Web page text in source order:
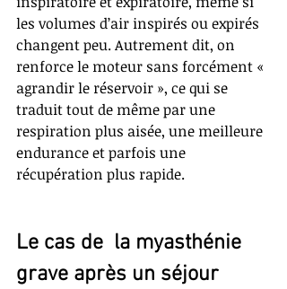
les volumes d’air inspirés ou expirés
changent peu. Autrement dit, on
renforce le moteur sans forcément «
agrandir le réservoir », ce qui se
traduit tout de même par une
respiration plus aisée, une meilleure
endurance et parfois une
récupération plus rapide.
Le cas de  la myasthénie
grave après un séjour